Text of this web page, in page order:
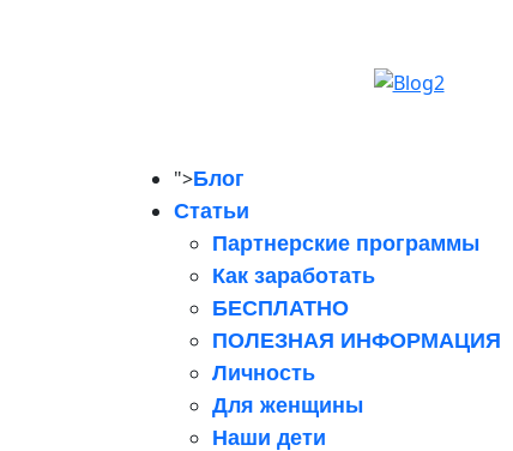
">Блог
Статьи
Партнерские программы
Как заработать
БЕСПЛАТНО
ПОЛЕЗНАЯ ИНФОРМАЦИЯ
Личность
Для женщины
Наши дети